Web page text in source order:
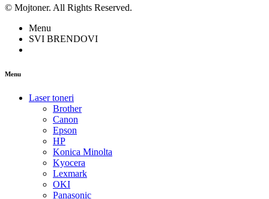
© Mojtoner. All Rights Reserved.
Menu
SVI BRENDOVI
Menu
Laser toneri
Brother
Canon
Epson
HP
Konica Minolta
Kyocera
Lexmark
OKI
Panasonic